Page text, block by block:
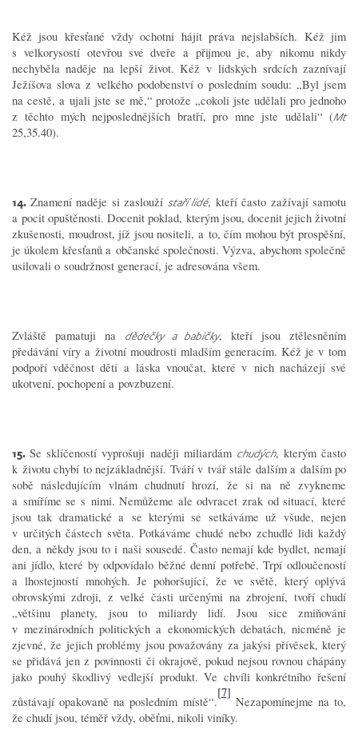
Kéž jsou křesťané vždy ochotni hájit práva nejslabších. Kéž jim
s velkorysostí otevřou své dveře a přijmou je, aby nikomu nikdy
nechyběla naděje na lepší život. Kéž v lidských srdcích zaznívají
Ježíšova slova z velkého podobenství o posledním soudu: „Byl jsem
na cestě, a ujali jste se mě,“ protože „cokoli jste udělali pro jednoho
z těchto mých nejposlednějších bratří, pro mne jste udělali“ (Mt
25,35.40).
14. Znamení naděje si zaslouží staří lidé, kteří často zažívají samotu
a pocit opuštěnosti. Docenit poklad, kterým jsou, docenit jejich životní
zkušenosti, moudrost, jíž jsou nositeli, a to, čím mohou být prospěšní,
je úkolem křesťanů a občanské společnosti. Výzva, abychom společně
usilovali o soudržnost generací, je adresována všem.
Zvláště pamatuji na dědečky a babičky, kteří jsou ztělesněním
předávání víry a životní moudrosti mladším generacím. Kéž je v tom
podpoří vděčnost dětí a láska vnoučat, které v nich nacházejí své
ukotvení, pochopení a povzbuzení.
15.Se sklíčeností vyprošuji naději miliardám chudých, kterým často
k životu chybí to nejzákladnější. Tváří v tvář stále dalším a dalším po
sobě následujícím vlnám chudnutí hrozí, že si na ně zvykneme
a smíříme se s nimi. Nemůžeme ale odvracet zrak od situací, které
jsou tak dramatické a se kterými se setkáváme už všude, nejen
v určitých částech světa. Potkáváme chudé nebo zchudlé lidi každý
den, a někdy jsou to i naši sousedé. Často nemají kde bydlet, nemají
ani jídlo, které by odpovídalo běžné denní potřebě. Trpí odloučeností
a lhostejností mnohých. Je pohoršující, že ve světě, který oplývá
obrovskými zdroji, z velké části určenými na zbrojení, tvoří chudí
„většinu planety, jsou to miliardy lidí. Jsou sice zmiňováni
v mezinárodních politických a ekonomických debatách, nicméně je
zjevné, že jejich problémy jsou považovány za jakýsi přívěsek, který
se přidává jen z povinnosti či okrajově, pokud nejsou rovnou chápány
jako pouhý škodlivý vedlejší produkt. Ve chvíli konkrétního řešení
zůstávají opakovaně na posledním místě“.
[7]
Nezapomínejme na to,
že chudí jsou, téměř vždy, oběťmi, nikoli viníky.